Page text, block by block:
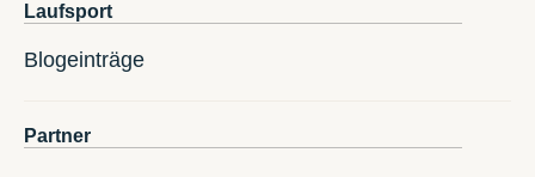
Laufsport
Blogeinträge
Partner